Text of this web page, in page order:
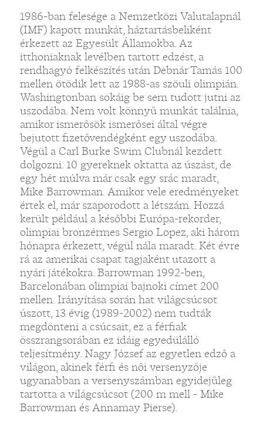
1986-ban felesége a Nemzetközi Valutalapnál
(IMF) kapott munkát, háztartásbeliként
érkezett az Egyesült Államokba. Az
itthoniaknak levélben tartott edzést, a
rendhagyó felkészítés után Debnár Tamás 100
mellen ötödik lett az 1988-as szöuli olimpián.
Washingtonban sokáig be sem tudott jutni az
uszodába. Nem volt könnyű munkát találnia,
amikor ismerősök ismerősei által végre
bejutott fizetővendégként egy uszodába.
Végül a Carl Burke Swim Clubnál kezdett
dolgozni. 10 gyereknek oktatta az úszást, de
egy hét múlva már csak egy srác maradt,
Mike Barrowman. Amikor vele eredményeket
értek el, már szaporodott a létszám. Hozzá
került például a későbbi Európa-rekorder,
olimpiai bronzérmes Sergio Lopez, aki három
hónapra érkezett, végül nála maradt. Két évre
rá az amerikai csapat tagjaként utazott a
nyári játékokra. Barrowman 1992-ben,
Barcelonában olimpiai bajnoki címet 200
mellen. Irányítása során hat világcsúcsot
úszott, 13 évig (1989-2002) nem tudták
megdönteni a csúcsait, ez a férfiak
összrangsorában ez idáig egyedülálló
teljesítmény. Nagy József az egyetlen edző a
világon, akinek férfi és női versenyzője
ugyanabban a versenyszámban egyidejűleg
tartotta a világcsúcsot (200 m mell - Mike
Barrowman és Annamay Pierse).